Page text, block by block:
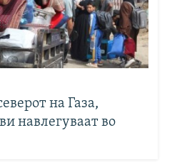
на Газа,
навлегуваат во